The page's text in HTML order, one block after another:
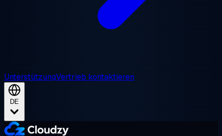
UnterstützungVertrieb kontaktieren
DE